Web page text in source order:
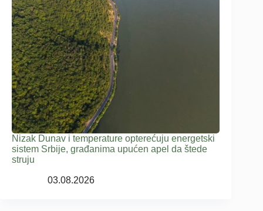
Nizak Dunav i temperature opterećuju energetski
sistem Srbije, građanima upućen apel da štede
struju
03.08.2026